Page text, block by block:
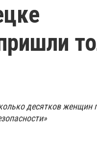
десятков женщин